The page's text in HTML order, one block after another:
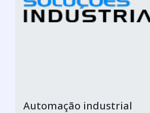
Automação industrial